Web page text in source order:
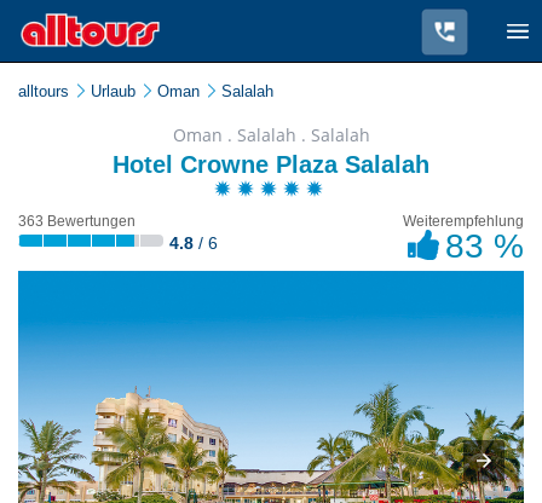
alltours Urlaub Oman Salalah
Oman . Salalah . Salalah
Hotel Crowne Plaza Salalah
363 Bewertungen
4.8 / 6
Weiterempfehlung
83 %